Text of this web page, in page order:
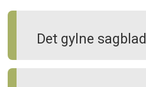
Det gylne